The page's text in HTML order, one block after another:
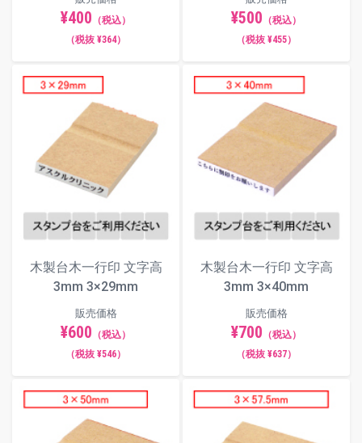
角ゴシック体
¥400 （税込）
（税抜 ¥364）
¥500 （税込）
（税抜 ¥455）
木製台木一行印 文字高
3mm 3×29mm
販売価格
¥600 （税込）
（税抜 ¥546）
木製台木一行印 文字高
3mm 3×40mm
販売価格
¥700 （税込）
（税抜 ¥637）